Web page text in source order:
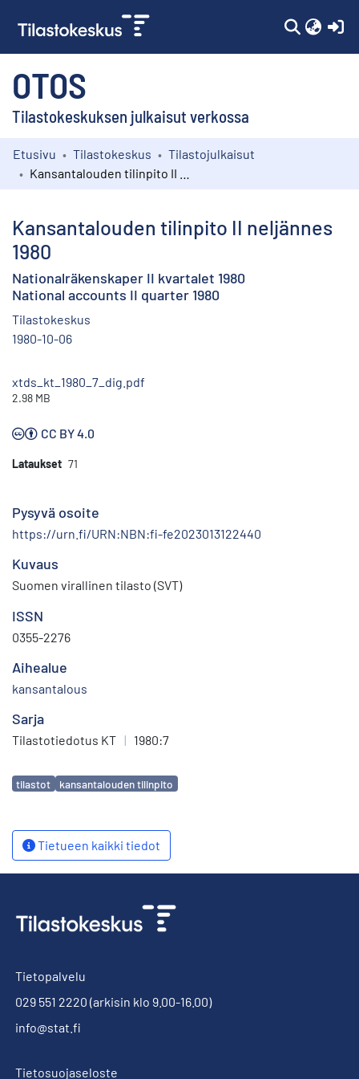
OTOS
Tilastokeskuksen julkaisut verkossa
Kokoelmat
Etusivu Tilastokeskus
Tilastojulkaisut
Kansantalouden tilinpito II neljännes
1980
Nationalräkenskaper II kvartalet 1980
National accounts II quarter 1980
Tilastokeskus
1980-10-06
xtds_kt_1980_7_dig.pdf
2.98 MB
CC BY 4.0
Lataukset 71
Pysyvä osoite
https://urn.fi/URN:NBN:fi-fe2023013122440
Kuvaus
Suomen virallinen tilasto (SVT)
ISSN
0355-2276
Aihealue
kansantalous
Sarja
Tilastotiedotus KT | 1980:7
Avainsanat
tilastot kansantalouden tilinpito
Tietueen kaikki tiedot
Tietopalvelu
029 551 2220 (arkisin klo 9.00-16.00)
info@stat.fi
Tietosuojaseloste